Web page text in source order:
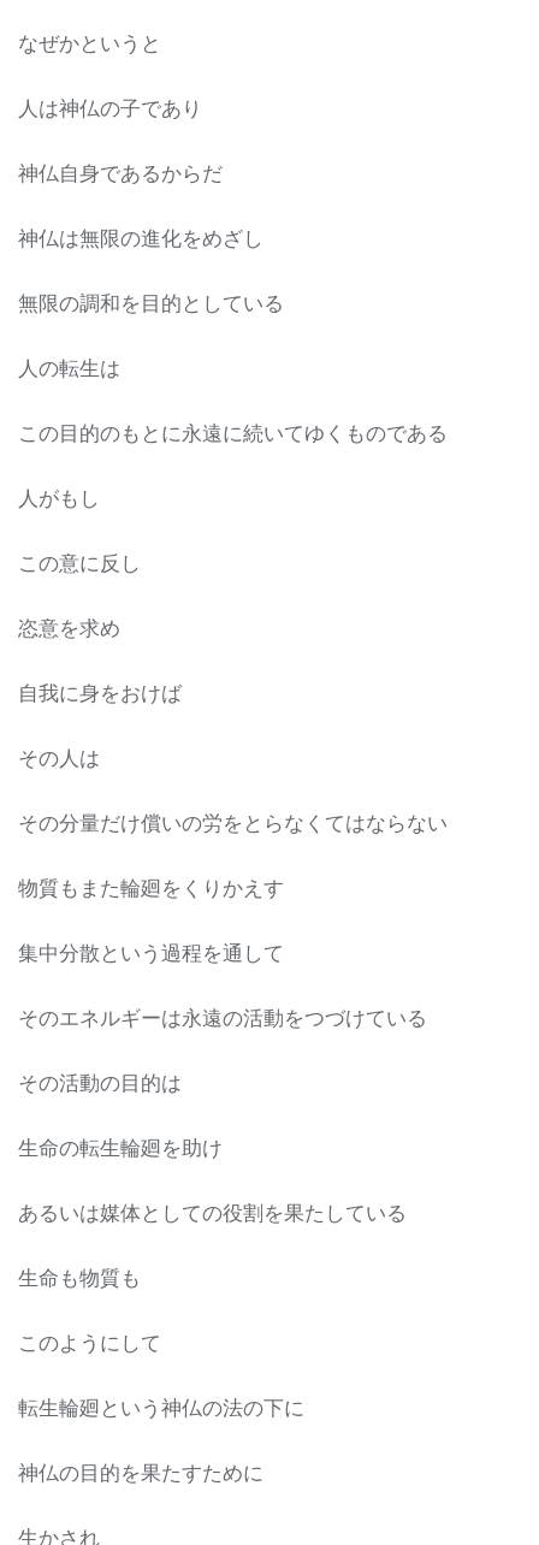
なぜかというと
人は神仏の子であり
神仏自身であるからだ
神仏は無限の進化をめざし
無限の調和を目的としている
人の転生は
この目的のもとに永遠に続いてゆくものである
人がもし
この意に反し
恣意を求め
自我に身をおけば
その人は
その分量だけ償いの労をとらなくてはならない
物質もまた輪廻をくりかえす
集中分散という過程を通して
そのエネルギーは永遠の活動をつづけている
その活動の目的は
生命の転生輪廻を助け
あるいは媒体としての役割を果たしている
生命も物質も
このようにして
転生輪廻という神仏の法の下に
神仏の目的を果たすために
生かされ